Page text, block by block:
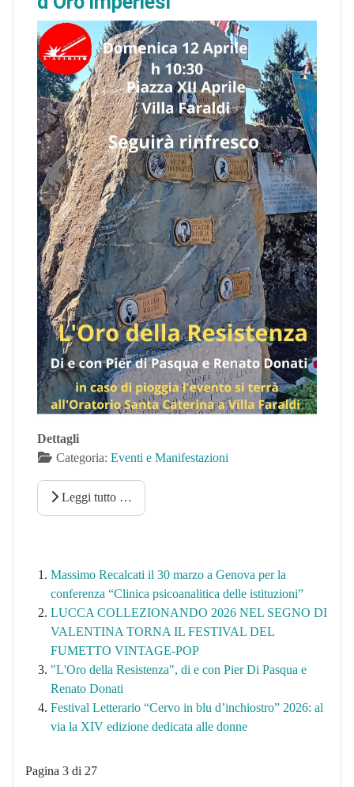
Dettagli
Categoria: Eventi e Manifestazioni
Leggi tutto …
Massimo Recalcati il 30 marzo a Genova per la
conferenza “Clinica psicoanalitica delle istituzioni”
LUCCA COLLEZIONANDO 2026 NEL SEGNO DI
VALENTINA TORNA IL FESTIVAL DEL
FUMETTO VINTAGE-POP
"L'Oro della Resistenza", di e con Pier Di Pasqua e
Renato Donati
Festival Letterario “Cervo in blu d’inchiostro” 2026: al
via la XIV edizione dedicata alle donne
Pagina 3 di 27